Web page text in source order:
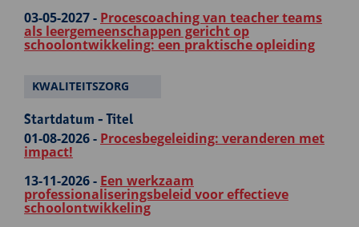
03-05-2027 - Procescoaching van teacher teams
als leergemeenschappen gericht op
schoolontwikkeling: een praktische opleiding
KWALITEITSZORG
Startdatum - Titel
01-08-2026 - Procesbegeleiding: veranderen met
impact!
13-11-2026 - Een werkzaam
professionaliseringsbeleid voor effectieve
schoolontwikkeling